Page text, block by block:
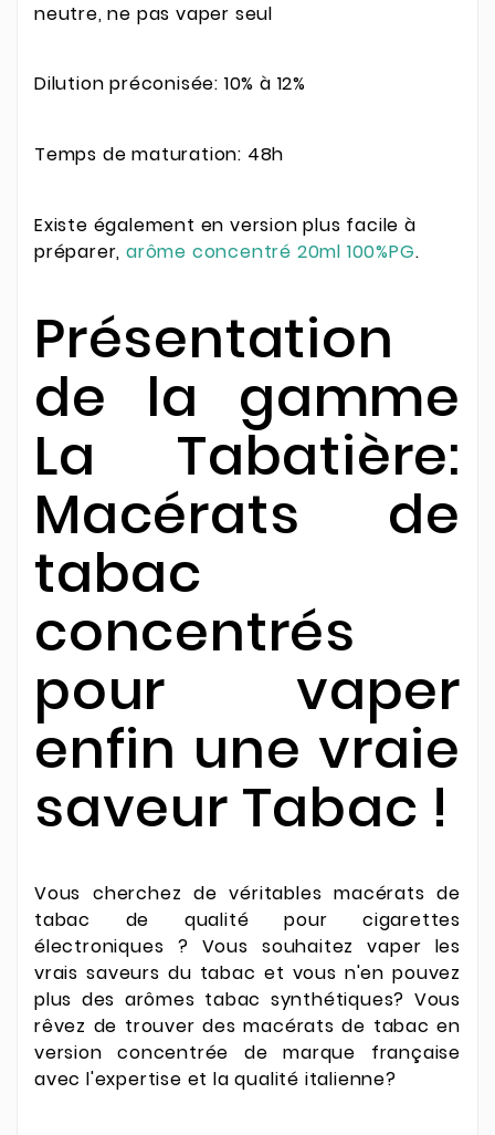
neutre, ne pas vaper seul
Dilution préconisée: 10% à 12%
Temps de maturation: 48h
Existe également en version plus facile à
préparer,arôme concentré 20ml 100%PG.
Présentation
de la gamme
La Tabatière:
Macérats de
tabac
concentrés
pour vaper
enfin une vraie
saveur Tabac !
Vous cherchez de véritables macérats de
tabac de qualité pour cigarettes
électroniques ? Vous souhaitez vaper les
vrais saveurs du tabac et vous n'en pouvez
plus des arômes tabac synthétiques? Vous
rêvez de trouver des macérats de tabac en
version concentrée de marque française
avec l'expertise et la qualité italienne?